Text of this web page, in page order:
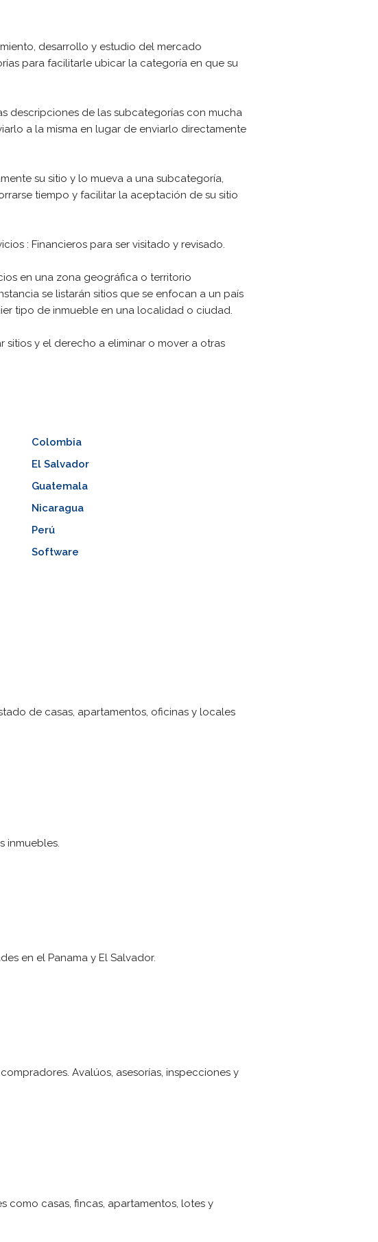
desarrollo y estudio del mercado
para facilitarle ubicar la categoría en que su
descripciones de las subcategorías con mucha
a la misma en lugar de enviarlo directamente
su sitio y lo mueva a una subcategoría,
tiempo y facilitar la aceptación de su sitio
: Financieros para ser visitado y revisado.
en una zona geográfica o territorio
se listarán sitios que se enfocan a un país
tipo de inmueble en una localidad o ciudad.
y el derecho a eliminar o mover a otras
Colombia
El Salvador
Guatemala
Nicaragua
Perú
Software
de casas, apartamentos, oficinas y locales
inmuebles.
en el Panama y El Salvador.
Avalúos, asesorías, inspecciones y
como casas, fincas, apartamentos, lotes y